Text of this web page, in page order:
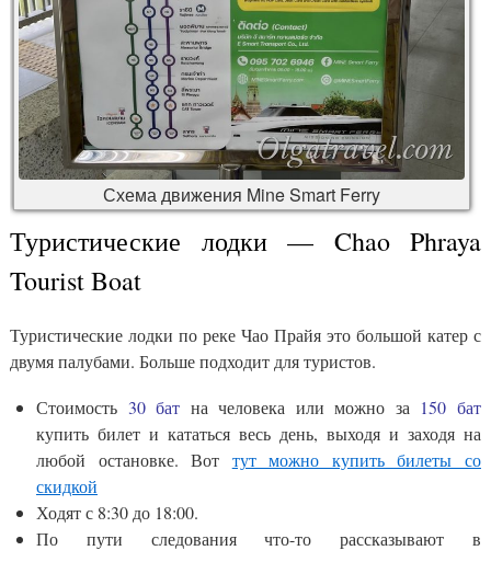
Схема движения Mine Smart Ferry
Туристические лодки — Chao Phraya
Tourist Boat
Туристические лодки по реке Чао Прайя это большой катер с
двумя палубами. Больше подходит для туристов.
Стоимость 30 бат на человека или можно за 150 бат
купить билет и кататься весь день, выходя и заходя на
любой остановке. Вот тут можно купить билеты со
скидкой
Ходят с 8:30 до 18:00.
По пути следования что-то рассказывают в